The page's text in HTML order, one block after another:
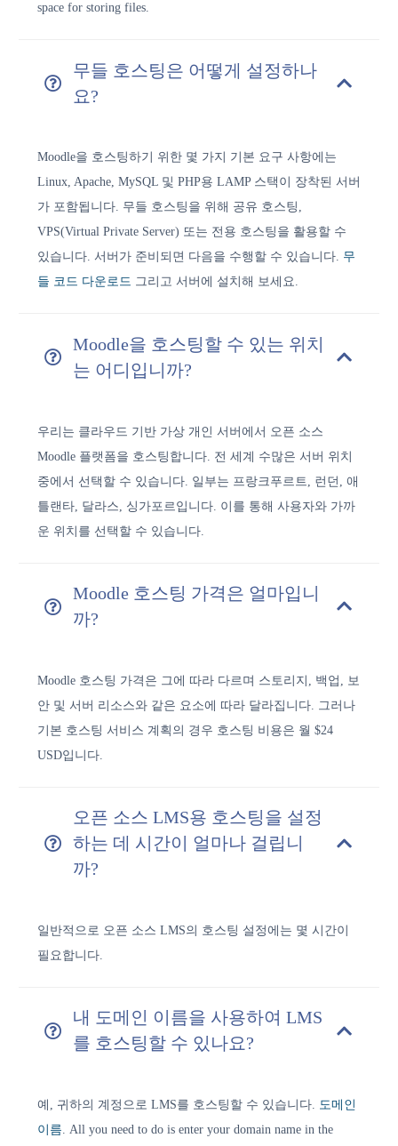
space for storing files.
무들 호스팅은 어떻게 설정하나
요?
Moodle을 호스팅하기 위한 몇 가지 기본 요구 사항에는
Linux, Apache, MySQL 및 PHP용 LAMP 스택이 장착된 서버
가 포함됩니다. 무들 호스팅을 위해 공유 호스팅,
VPS(Virtual Private Server) 또는 전용 호스팅을 활용할 수
있습니다. 서버가 준비되면 다음을 수행할 수 있습니다. 무
들 코드 다운로드 그리고 서버에 설치해 보세요.
Moodle을 호스팅할 수 있는 위치
는 어디입니까?
우리는 클라우드 기반 가상 개인 서버에서 오픈 소스
Moodle 플랫폼을 호스팅합니다. 전 세계 수많은 서버 위치
중에서 선택할 수 있습니다. 일부는 프랑크푸르트, 런던, 애
틀랜타, 달라스, 싱가포르입니다. 이를 통해 사용자와 가까
운 위치를 선택할 수 있습니다.
Moodle 호스팅 가격은 얼마입니
까?
Moodle 호스팅 가격은 그에 따라 다르며 스토리지, 백업, 보
안 및 서버 리소스와 같은 요소에 따라 달라집니다. 그러나
기본 호스팅 서비스 계획의 경우 호스팅 비용은 월 $24
USD입니다.
오픈 소스 LMS용 호스팅을 설정
하는 데 시간이 얼마나 걸립니
까?
일반적으로 오픈 소스 LMS의 호스팅 설정에는 몇 시간이
필요합니다.
내 도메인 이름을 사용하여 LMS
를 호스팅할 수 있나요?
예, 귀하의 계정으로 LMS를 호스팅할 수 있습니다. 도메인
이름. All you need to do is enter your domain name in the